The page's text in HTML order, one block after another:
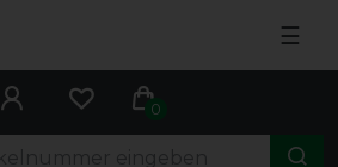
☰
0